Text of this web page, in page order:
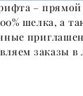
–
шелка, а
заказы